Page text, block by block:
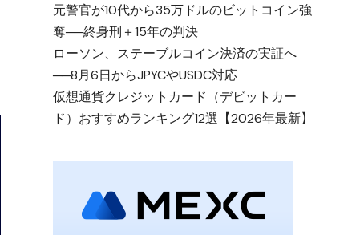
元警官が10代から35万ドルのビットコイン強
奪──終身刑＋15年の判決
ローソン、ステーブルコイン決済の実証へ
──8月6日からJPYCやUSDC対応
仮想通貨クレジットカード（デビットカー
ド）おすすめランキング12選【2026年最新】